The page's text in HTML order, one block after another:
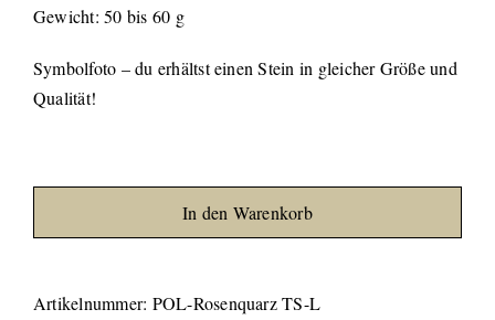
Gewicht: 50 bis 60 g
Symbolfoto – du erhältst einen Stein in gleicher Größe und
Qualität!
Trommelstein
L
In den Warenkorb
Artikelnummer: POL-Rosenquarz TS-L